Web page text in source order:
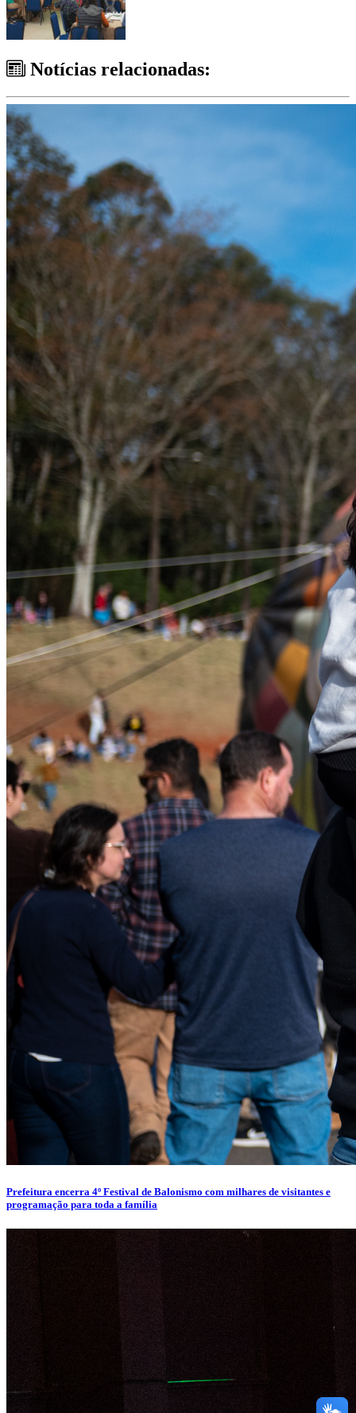
Notícias relacionadas:
Prefeitura encerra 4º Festival de Balonismo com milhares de visitantes e
programação para toda a família